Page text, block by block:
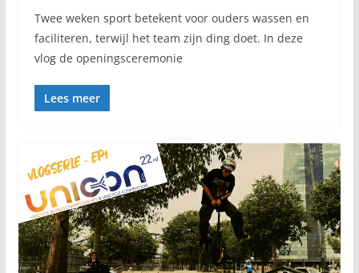
Twee weken sport betekent voor ouders wassen en
faciliteren, terwijl het team zijn ding doet. In deze
vlog de openingsceremonie
Lees meer